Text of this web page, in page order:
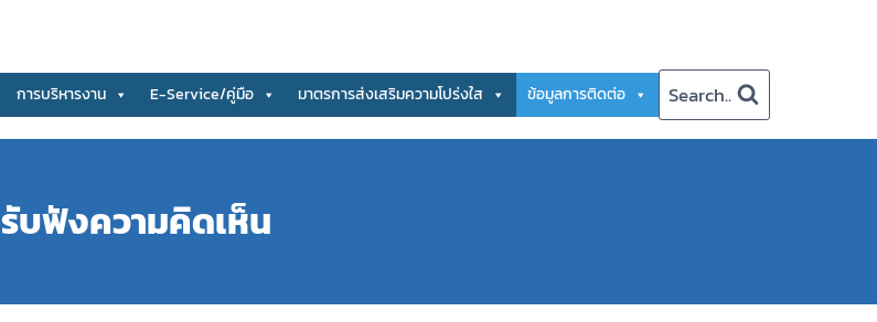
การบริหารงาน E-Service/คู่มือ มาตรการส่งเสริมความโปร่งใส ข้อมูลการติดต่อ Search..
รับฟังความคิดเห็น